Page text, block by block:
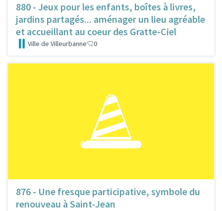
880 - Jeux pour les enfants, boîtes à livres,
jardins partagés... aménager un lieu agréable
et accueillant au coeur des Gratte-Ciel
Ville de Villeurbanne 0
876 - Une fresque participative, symbole du
renouveau à Saint-Jean